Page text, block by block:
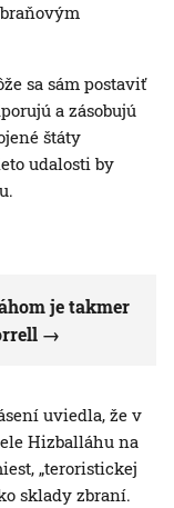
sa sám postaviť
a zásobujú
štáty
udalosti by
je takmer
uviedla, že v
Hizballáhu na
„teroristickej
sklady zbraní.